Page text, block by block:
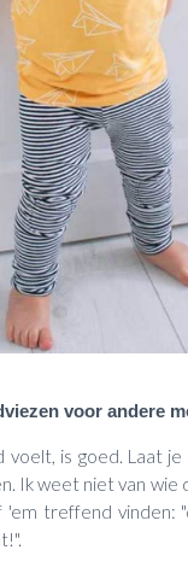
voor andere
voelt, is goed. Laat
Ik weet niet van wie
'em treffend vinden: